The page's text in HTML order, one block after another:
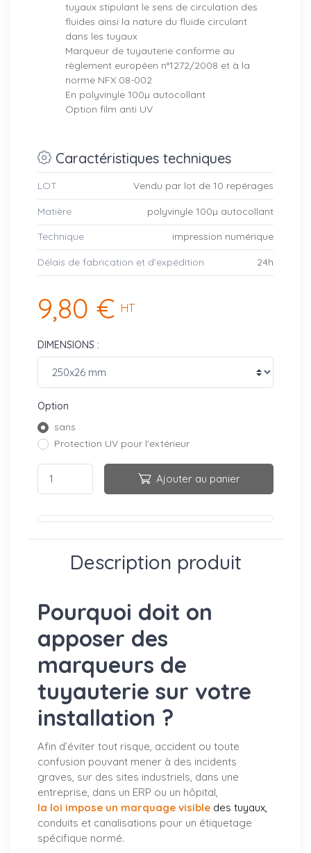
tuyaux stipulant le sens de circulation des
fluides ainsi la nature du fluide circulant
dans les tuyaux
Marqueur de tuyauterie conforme au
règlement européen n°1272/2008 et à la
norme NFX 08-002
En polyvinyle 100µ autocollant
Option film anti UV
Caractéristiques techniques
LOT Vendu par lot de 10 repérages
Matière polyvinyle 100µ autocollant
Technique impression numérique
Délais de fabrication et d’expédition 24h
9,80 € HT
DIMENSIONS :
Option
sans
Protection UV pour l'extérieur
Ajouter au panier
Description produit
Pourquoi doit on
apposer des
marqueurs de
tuyauterie sur votre
installation ?
Afin d’éviter tout risque, accident ou toute
confusion pouvant mener à des incidents
graves, sur des sites industriels, dans une
entreprise, dans un ERP ou un hôpital,
la loi impose un marquage visible des tuyaux,
conduits et canalisations pour un étiquetage
spécifique normé.